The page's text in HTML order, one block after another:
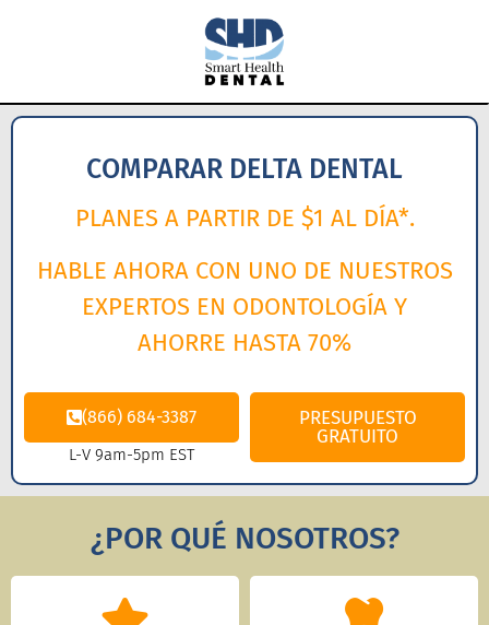
COMPARAR DELTA DENTAL
PLANES A PARTIR DE $1 AL DÍA*.
HABLE AHORA CON UNO DE NUESTROS
EXPERTOS EN ODONTOLOGÍA Y
AHORRE HASTA 70%
(866) 684-3387
L-V 9am-5pm EST
PRESUPUESTO
GRATUITO
¿POR QUÉ NOSOTROS?